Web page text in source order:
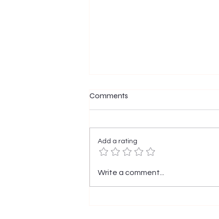
दुर्लभोपनिषद
Comments
Add a rating
Write a comment...